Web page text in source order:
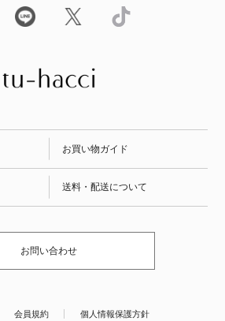
お買い物ガイド
送料・配送について
お問い合わせ
会員規約 個人情報保護方針